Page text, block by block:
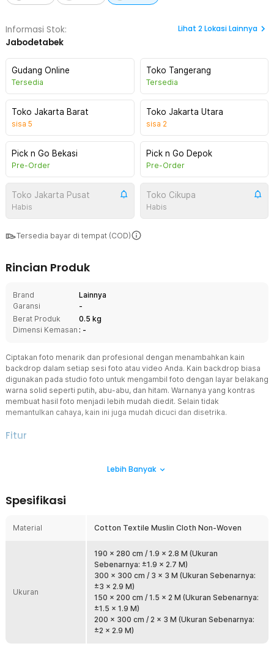
Informasi Stok:
Jabodetabek
Lihat 2Lokasi Lainnya
Gudang Online
Tersedia
Toko Tangerang
Tersedia
Toko Jakarta Barat
sisa 5
Toko Jakarta Utara
sisa 2
Pick n Go Bekasi
Pre-Order
Pick n Go Depok
Pre-Order
Toko Jakarta Pusat
Habis
Toko Cikupa
Habis
Tersedia bayar di tempat (COD)
Rincian Produk
Brand
Lainnya
Garansi
-
Berat Produk
0.5 kg
Dimensi Kemasan : -
Ciptakan foto menarik dan profesional dengan menambahkan kain
backdrop dalam setiap sesi foto atau video Anda. Kain backdrop biasa
digunakan pada studio foto untuk mengambil foto dengan layar belakang
warna solid seperti putih, abu-abu, dan hitam. Warnanya yang kontras
membuat hasil foto menjadi lebih mudah diedit. Selain tidak
memantulkan cahaya, kain ini juga mudah dicuci dan disetrika.
Fitur
Seorang fotografer atau pembuat film pasti mengerti mengenai
atau menambahkan efek visual.
Terbuat dari cotton textile muslin cloth non-woven yang halus,
Anda bisa mengaturnya agar lurus dan rapi atau menciptakan efek
yang kreatif seperti bergelombang.
Perawatan yang Mudah
Selain memudahkan pengaturan berbagai skenario fotografi, kain
backdrop ini juga mudah dirawat dan disimpan. Kain dapat dilipat
agar tidak menghabiskan ruang. Kain juga bisa disetrika dan awet
untuk penggunaan jangka panjang.
Lebih Banyak
Spesifikasi
Material Cotton Textile Muslin Cloth Non-Woven
Ukuran
190 x 280 cm / 1.9 x 2.8 M (Ukuran
Sebenarnya: ±1.9 x 2.7 M)
300 x 300 cm / 3 x 3 M (Ukuran Sebenarnya:
±3 x 2.9 M)
150 x 200 cm / 1.5 x 2 M (Ukuran Sebenarnya:
±1.5 x 1.9 M)
200 x 300 cm / 2 x 3 M (Ukuran Sebenarnya:
±2 x 2.9 M)